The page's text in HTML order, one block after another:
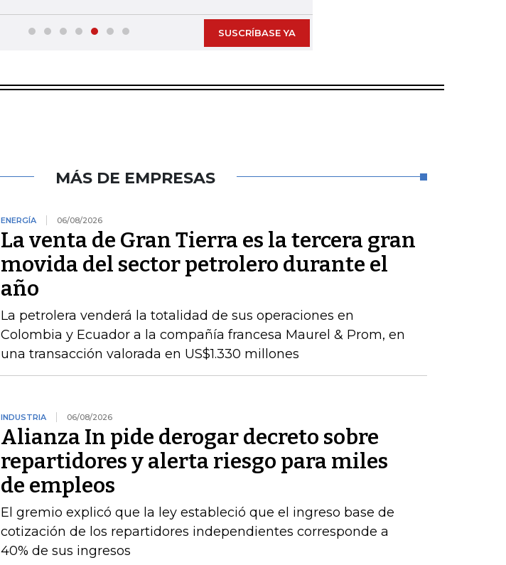
SUSCRÍBASE YA
MÁS DE EMPRESAS
ENERGÍA 06/08/2026
La venta de Gran Tierra es la tercera gran
movida del sector petrolero durante el
año
La petrolera venderá la totalidad de sus operaciones en
Colombia y Ecuador a la compañía francesa Maurel & Prom, en
una transacción valorada en US$1.330 millones
INDUSTRIA 06/08/2026
Alianza In pide derogar decreto sobre
repartidores y alerta riesgo para miles
de empleos
El gremio explicó que la ley estableció que el ingreso base de
cotización de los repartidores independientes corresponde a
40% de sus ingresos